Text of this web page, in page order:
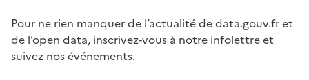
Pour ne rien manquer de l’actualité de data.gouv.fr et
de l’open data, inscrivez-vous à notre infolettre et
suivez nos événements.